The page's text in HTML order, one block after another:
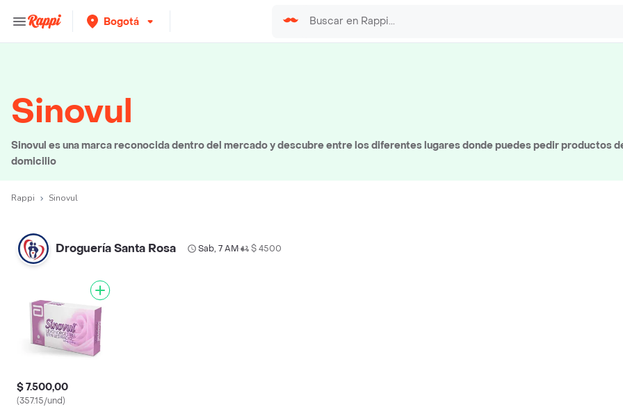
Bogotá
Sinovul
Sinovul es una marca reconocida dentro del mercado y descubre entre los diferentes lugares donde puedes pedir productos
domicilio
Rappi Sinovul
Droguería Santa Rosa Sab, 7 AM• $ 4500
$ 7.500,00
(357.15/und)